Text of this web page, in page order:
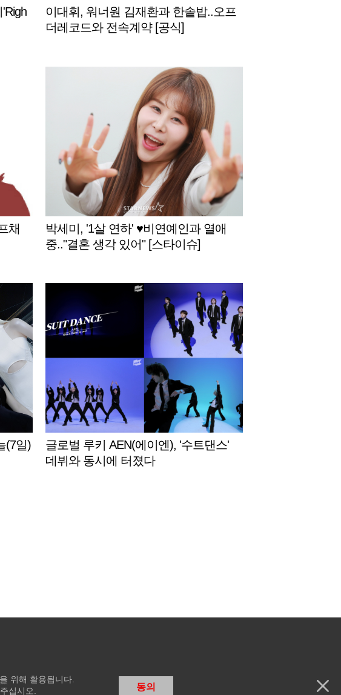
이대휘, 워너원 김재환과 한솥밥..오프
더레코드와 전속계약 [공식]
채
박세미, '1살 연하' ♥비연예인과 열애
중.."결혼 생각 있어" [스타이슈]
(7일)
글로벌 루키 AEN(에이엔), '수트댄스'
데뷔와 동시에 터졌다
위해 활용됩니다.
십시오. 동의